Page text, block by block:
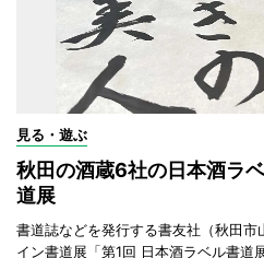
見る・遊ぶ
秋田の酒蔵6社の日本酒ラ
道展
書道誌などを発行する書友社（秋田市
イン書道展「第1回 日本酒ラベル書道